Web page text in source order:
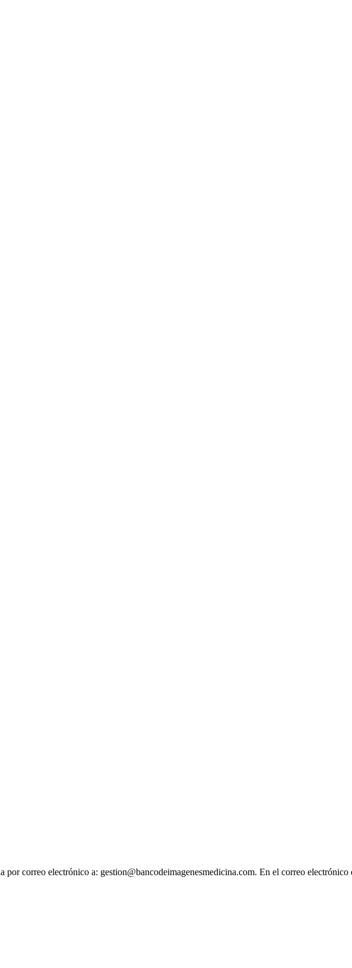
correo electrónico a: gestion@bancodeimagenesmedicina.com. En el correo electrónico